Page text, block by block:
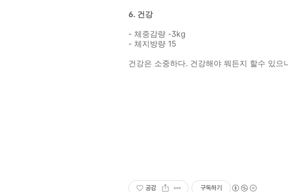
6. 건강
- 체중감량 -3kg
- 체지방량 15
건강은 소중하다. 건강해야 뭐든지 할수 있으
공감 구독하기